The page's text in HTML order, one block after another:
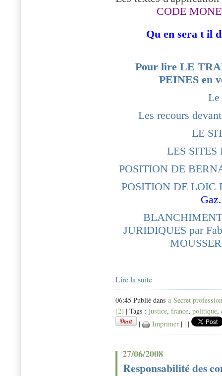
CODE
Qu en sera t il
Pour lire LE
PEINES en
Le
Les recours
LE
LES
POSITION DE
POSITION DE LOIC
JURIDIQUES par
Lire la suite
06:45 Publié dans a-Secret
(2) | Tags : justice, france, politique,
|
Imprimer | | |
27/06/2008
Responsabilité des